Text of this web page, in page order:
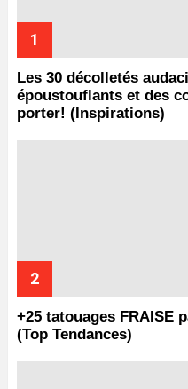
Les 30 décolletés
époustouflants et des
porter! (Inspirations)
+25 tatouages ​​FRAISE
(Top Tendances)